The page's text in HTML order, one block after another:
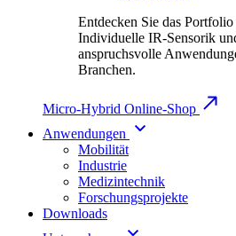
Entdecken Sie das
Individuelle IR-Sensorik
anspruchsvolle
Branchen.
Micro-Hybrid Online-Shop
Anwendungen
Mobilität
Industrie
Medizintechnik
Forschungsprojekte
Downloads